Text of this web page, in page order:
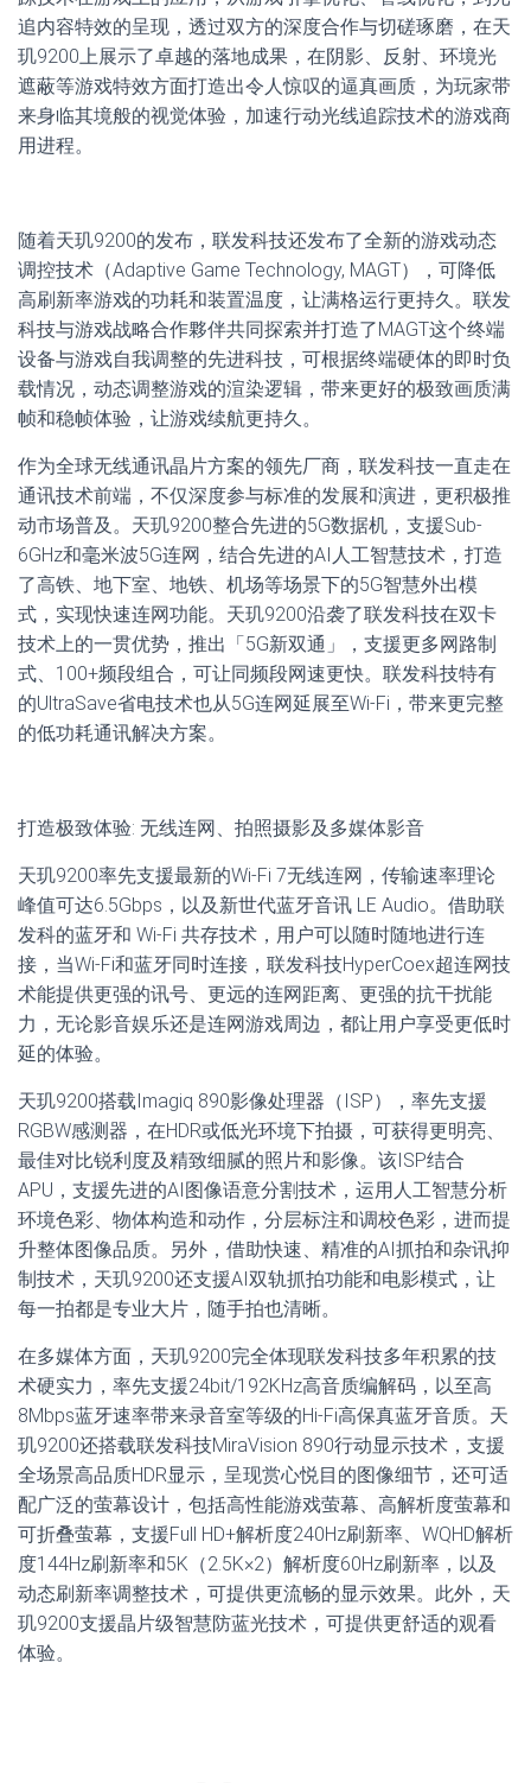
追内容特效的呈现，透过双方的深度合作与切磋琢磨，在天
玑9200上展示了卓越的落地成果，在阴影、反射、环境光
遮蔽等游戏特效方面打造出令人惊叹的逼真画质，为玩家带
来身临其境般的视觉体验，加速行动光线追踪技术的游戏商
用进程。
随着天玑9200的发布，联发科技还发布了全新的游戏动态
调控技术（Adaptive Game Technology, MAGT），可降低
高刷新率游戏的功耗和装置温度，让满格运行更持久。联发
科技与游戏战略合作夥伴共同探索并打造了MAGT这个终端
设备与游戏自我调整的先进科技，可根据终端硬体的即时负
载情况，动态调整游戏的渲染逻辑，带来更好的极致画质满
帧和稳帧体验，让游戏续航更持久。
作为全球无线通讯晶片方案的领先厂商，联发科技一直走在
通讯技术前端，不仅深度参与标准的发展和演进，更积极推
动市场普及。天玑9200整合先进的5G数据机，支援Sub-
6GHz和毫米波5G连网，结合先进的AI人工智慧技术，打造
了高铁、地下室、地铁、机场等场景下的5G智慧外出模
式，实现快速连网功能。天玑9200沿袭了联发科技在双卡
技术上的一贯优势，推出「5G新双通」，支援更多网路制
式、100+频段组合，可让同频段网速更快。联发科技特有
的UltraSave省电技术也从5G连网延展至Wi-Fi，带来更完整
的低功耗通讯解决方案。
打造极致体验: 无线连网、拍照摄影及多媒体影音
天玑9200率先支援最新的Wi-Fi 7无线连网，传输速率理论
峰值可达6.5Gbps，以及新世代蓝牙音讯 LE Audio。借助联
发科的蓝牙和 Wi-Fi 共存技术，用户可以随时随地进行连
接，当Wi-Fi和蓝牙同时连接，联发科技HyperCoex超连网技
术能提供更强的讯号、更远的连网距离、更强的抗干扰能
力，无论影音娱乐还是连网游戏周边，都让用户享受更低时
延的体验。
天玑9200搭载Imagiq 890影像处理器（ISP），率先支援
RGBW感测器，在HDR或低光环境下拍摄，可获得更明亮、
最佳对比锐利度及精致细腻的照片和影像。该ISP结合
APU，支援先进的AI图像语意分割技术，运用人工智慧分析
环境色彩、物体构造和动作，分层标注和调校色彩，进而提
升整体图像品质。另外，借助快速、精准的AI抓拍和杂讯抑
制技术，天玑9200还支援AI双轨抓拍功能和电影模式，让
每一拍都是专业大片，随手拍也清晰。
在多媒体方面，天玑9200完全体现联发科技多年积累的技
术硬实力，率先支援24bit/192KHz高音质编解码，以至高
8Mbps蓝牙速率带来录音室等级的Hi-Fi高保真蓝牙音质。天
玑9200还搭载联发科技MiraVision 890行动显示技术，支援
全场景高品质HDR显示，呈现赏心悦目的图像细节，还可适
配广泛的萤幕设计，包括高性能游戏萤幕、高解析度萤幕和
可折叠萤幕，支援Full HD+解析度240Hz刷新率、WQHD解析
度144Hz刷新率和5K（2.5K×2）解析度60Hz刷新率，以及
动态刷新率调整技术，可提供更流畅的显示效果。此外，天
玑9200支援晶片级智慧防蓝光技术，可提供更舒适的观看
体验。